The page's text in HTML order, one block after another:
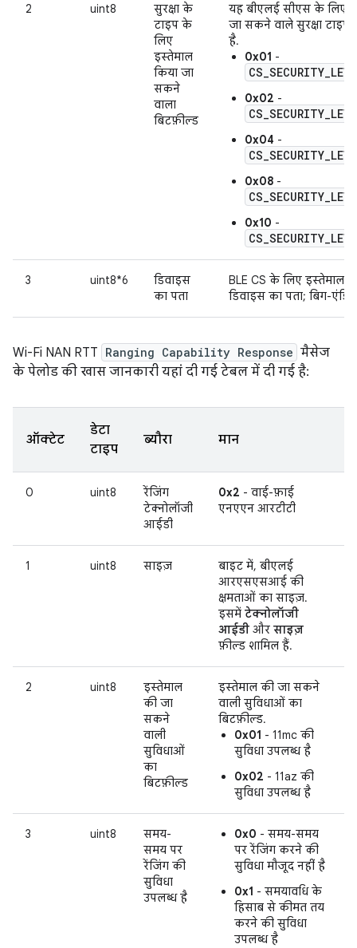
2 uint8
सुरक्षा के
टाइप के
लिए
इस्तेमाल
किया जा
सकने
वाला
बिटफ़ील्ड
यह बीएलई सीएस के लिए,
जा सकने वाले सुरक्षा टाइप
है.
0x01 -
0x02 -
0x04 -
0x08 -
0x10 -
3 uint8*6
डिवाइस
का पता
BLE CS के लिए इस्तेमाल
डिवाइस का पता; बिग-
Wi-Fi NAN RTT Ranging Capability Response मैसेज
के पेलोड की खास जानकारी यहां दी गई टेबल में दी गई है:
ऑक्टेट
डेटा
टाइप
ब्यौरा मान
0 uint8
रेंजिंग
टेक्नोलॉजी
आईडी
0x2 - वाई-फ़ाई
एनएएन आरटीटी
1 uint8 साइज़
बाइट में, बीएलई
आरएसएसआई की
क्षमताओं का साइज़.
इसमें टेक्नोलॉजी
आईडी और साइज़
फ़ील्ड शामिल हैं.
2 uint8
इस्तेमाल
की जा
सकने
वाली
सुविधाओं
का
बिटफ़ील्ड
इस्तेमाल की जा सकने
वाली सुविधाओं का
बिटफ़ील्ड.
0x01 - 11mc की
सुविधा उपलब्ध है
0x02 - 11az की
सुविधा उपलब्ध है
3 uint8
समय-
समय पर
रेंजिंग की
सुविधा
उपलब्ध है
0x0 - समय-समय
पर रेंजिंग करने की
सुविधा मौजूद नहीं है
0x1 - समयावधि के
हिसाब से कीमत तय
करने की सुविधा
उपलब्ध है